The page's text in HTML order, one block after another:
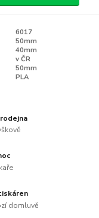
6017
50mm
40mm
v ČR
50mm
PLA
domluvě